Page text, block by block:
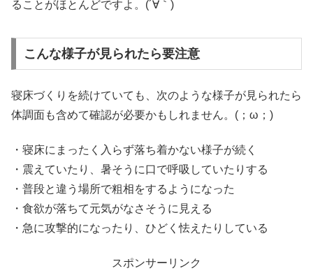
ることがほとんどですよ。(´∀｀)
こんな様子が見られたら要注意
寝床づくりを続けていても、次のような様子が見られたら
体調面も含めて確認が必要かもしれません。(；ω；)
・寝床にまったく入らず落ち着かない様子が続く
・震えていたり、暑そうに口で呼吸していたりする
・普段と違う場所で粗相をするようになった
・食欲が落ちて元気がなさそうに見える
・急に攻撃的になったり、ひどく怯えたりしている
スポンサーリンク